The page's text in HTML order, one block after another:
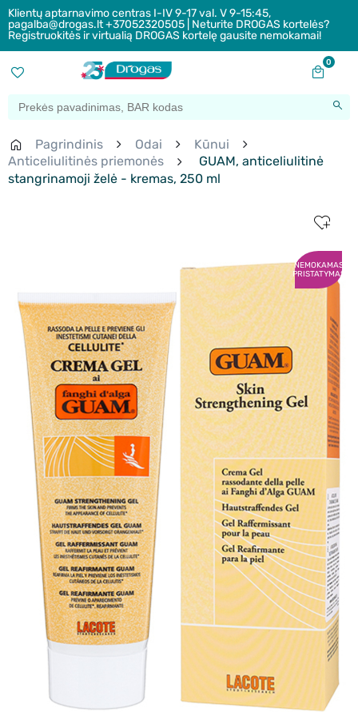
Klientų aptarnavimo centras I-IV 9-17 val. V 9-15:45,
pagalba@drogas.lt +37052320505 | Neturite DROGAS kortelės?
Registruokitės ir virtualią DROGAS kortelę gausite nemokamai!
0
Pagrindinis Odai
Kūnui
Anticeliulitinės priemonės
GUAM, anticeliulitinė
stangrinamoji želė - kremas, 250 ml
NEMOKAMAS
PRISTATYMAS